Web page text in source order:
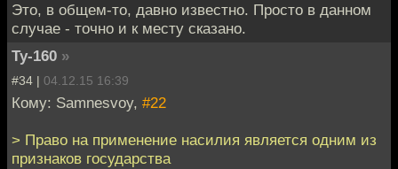
Это, в общем-то, давно известно. Просто в данном
случае - точно и к месту сказано.
Ту-160 »
#34 | 04.12.15 16:39
Кому: Samnesvoy, #22
> Право на применение насилия является одним из
признаков государства